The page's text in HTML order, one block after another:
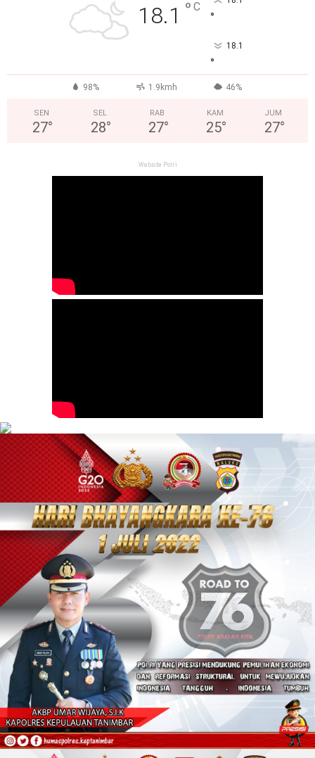
18.1 ° C
°
18.1
°
98% 1.9kmh 46%
SEN
27°
SEL
28°
RAB
27°
KAM
25°
JUM
27°
Website Polri